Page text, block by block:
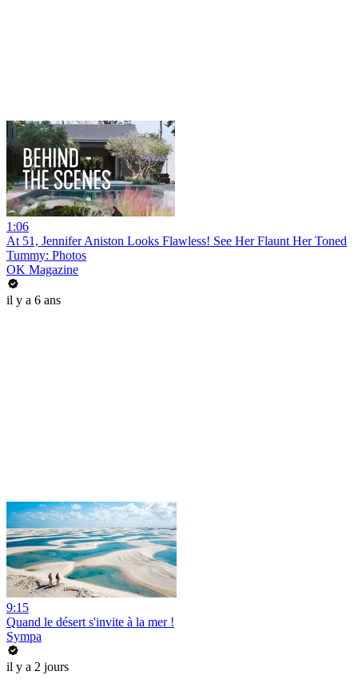
1:06
At 51, Jennifer Aniston Looks Flawless! See Her Flaunt Her Toned
Tummy: Photos
OK Magazine
il y a 6 ans
9:15
Quand le désert s'invite à la mer !
Sympa
il y a 2 jours